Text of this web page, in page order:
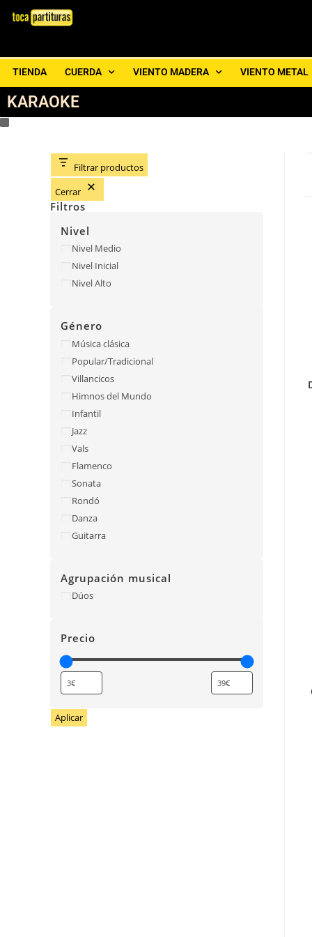
TIENDA CUERDA VIENTO MADERA VIENTO METAL
KARAOKE
Filtrar productos
Cerrar
Filtros
Nivel
Nivel Medio
Nivel Inicial
Nivel Alto
Género
Música clásica
Popular/Tradicional
Villancicos
Himnos del Mundo
Infantil
Jazz
Vals
Flamenco
Sonata
Rondó
Danza
Guitarra
Agrupación musical
Dúos
Precio
Aplicar